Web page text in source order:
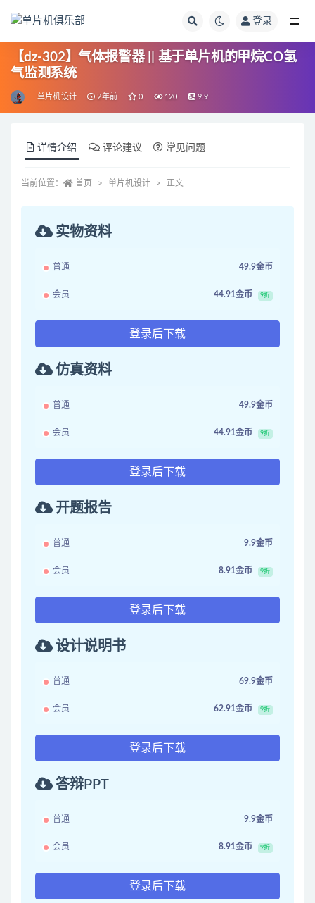
登录
【dz-302】气体报警器 || 基于单片机的甲烷CO氢
气监测系统
单片机设计 2年前 0 120 9.9
详情介绍 评论建议 常见问题
当前位置： 首页 单片机设计 正文
实物资料
普通 49.9金币
会员 44.91金币 9折
登录后下载
仿真资料
普通 49.9金币
会员 44.91金币 9折
登录后下载
开题报告
普通 9.9金币
会员 8.91金币 9折
登录后下载
设计说明书
普通 69.9金币
会员 62.91金币 9折
登录后下载
答辩PPT
普通 9.9金币
会员 8.91金币 9折
登录后下载